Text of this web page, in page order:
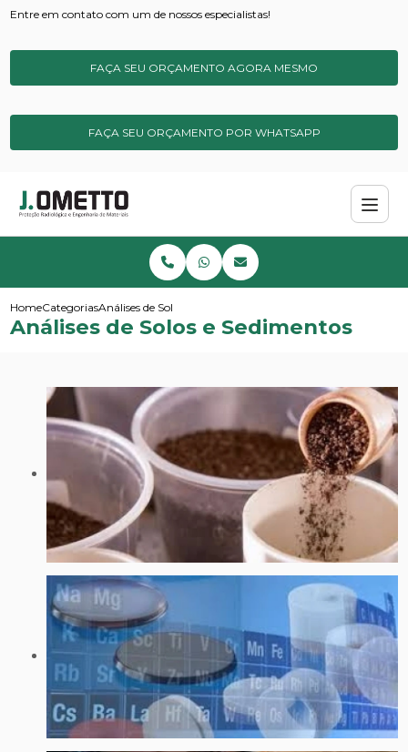
Entre em contato com um de nossos especialistas!
FAÇA SEU ORÇAMENTO AGORA MESMO
FAÇA SEU ORÇAMENTO POR WHATSAPP
HomeCategoriasAnálises de Solos e Sedimentos
Análises de Solos e Sedimentos